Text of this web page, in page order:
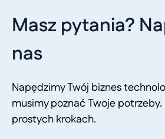
Masz pytania?
nas
Napędzimy Twój biznes
musimy poznać Twoje potrzeby.
prostych krokach.